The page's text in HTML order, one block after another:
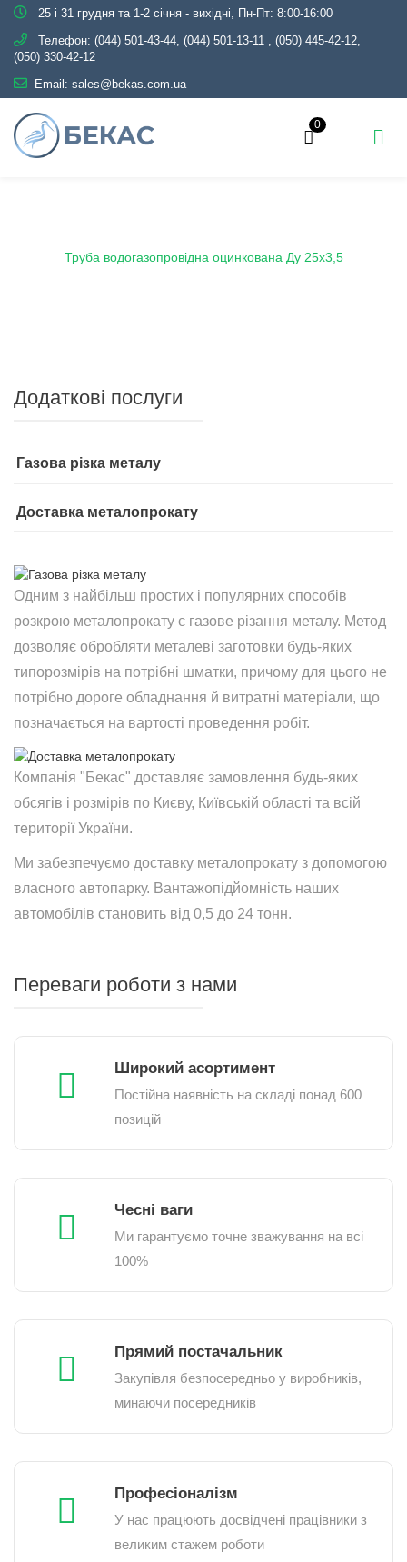
25 і 31 грудня та 1-2 січня - вихідні, Пн-Пт: 8:00-16:00
Телефон: (044) 501-43-44, (044) 501-13-11 , (050) 445-42-12,
(050) 330-42-12
Email: sales@bekas.com.ua
0
Труба водогазопровідна оцинкована Ду 25х3,5
Додаткові послуги
Газова різка металу
Доставка металопрокату
Одним з найбільш простих і популярних способів
розкрою металопрокату є газове різання металу. Метод
дозволяє обробляти металеві заготовки будь-яких
типорозмірів на потрібні шматки, причому для цього не
потрібно дороге обладнання й витратні матеріали, що
позначається на вартості проведення робіт.
Компанія "Бекас" доставляє замовлення будь-яких
обсягів і розмірів по Києву, Київській області та всій
території України.
Ми забезпечуємо доставку металопрокату з допомогою
власного автопарку. Вантажопідйомність наших
автомобілів становить від 0,5 до 24 тонн.
Переваги роботи з нами
Широкий асортимент
Постійна наявність на складі понад 600
позицій
Чесні ваги
Ми гарантуємо точне зважування на всі
100%
Прямий постачальник
Закупівля безпосередньо у виробників,
минаючи посередників
Професіоналізм
У нас працюють досвідчені працівники з
великим стажем роботи